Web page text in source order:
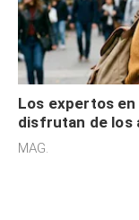
Los expertos
disfrutan de los
sensibilidad a
MAG.